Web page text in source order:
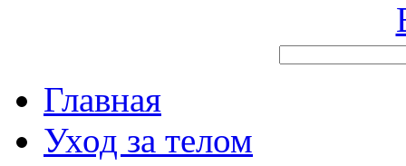
Главная
Уход за телом